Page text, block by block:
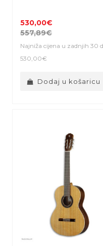
530,00€
557,89€
Najniža cijena u zadnjih 30
530,00€
Dodaj u košaricu